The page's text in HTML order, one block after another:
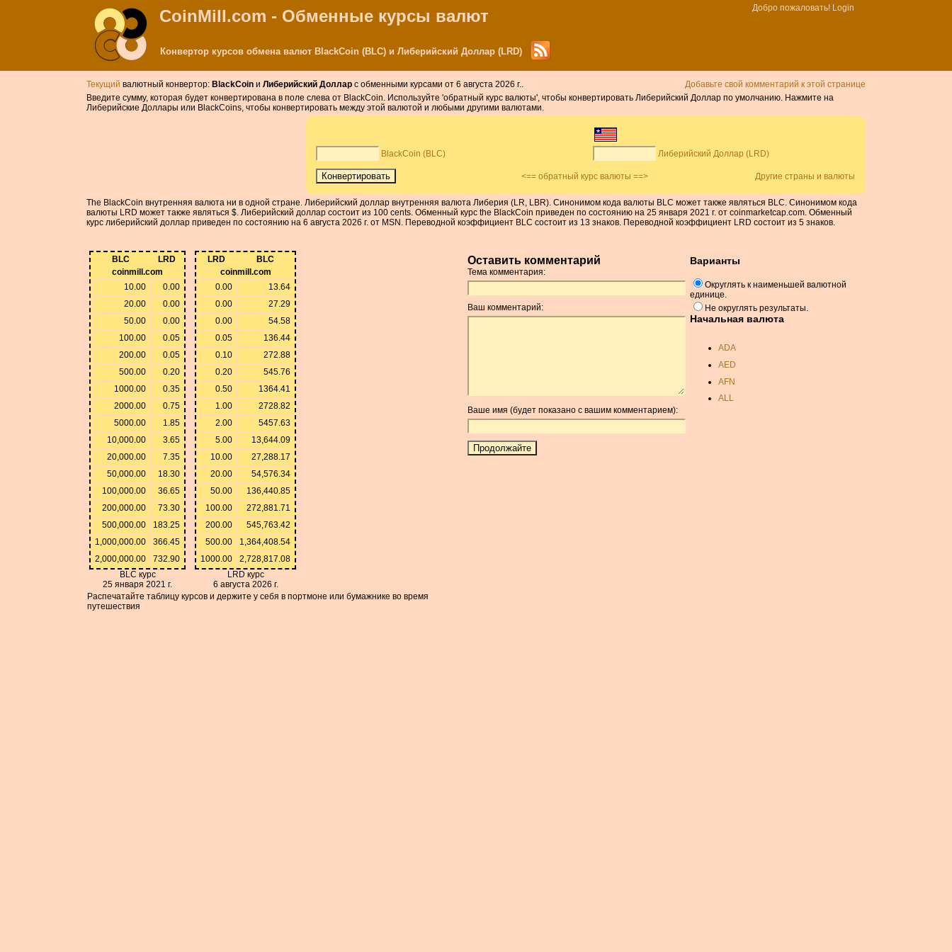
CoinMill.com - Обменные курсы валют Добро пожаловать! Login
Конвертор курсов обмена валют BlackCoin (BLC) и Либерийский Доллар (LRD)
Добавьте свой комментарий к этой странице
Текущий валютный конвертор: BlackCoin и Либерийский Доллар с обменными курсами от 6 августа 2026 г..
Введите сумму, которая будет конвертирована в поле слева от BlackCoin. Используйте 'обратный курс валюты', чтобы конвертировать Либерийский Доллар по умолчанию. Нажмите на
Либерийские Доллары или BlackCoins, чтобы конвертировать между этой валютой и любыми другими валютами.
BlackCoin (BLC) Либерийский Доллар (LRD)
<== обратный курс валюты ==> Другие страны и валюты
The BlackCoin внутренняя валюта ни в одной стране. Либерийский доллар внутренняя валюта Либерия (LR, LBR). Синонимом кода валюты BLC может также являться BLC. Синонимом кода
валюты LRD может также являться $. Либерийский доллар состоит из 100 cents. Обменный курс the BlackCoin приведен по состоянию на 25 января 2021 г. от coinmarketcap.com. Обменный
курс либерийский доллар приведен по состоянию на 6 августа 2026 г. от MSN. Переводной коэффициент BLC состоит из 13 знаков. Переводной коэффициент LRD состоит из 5 знаков.
BLC
LRD
coinmill.com
10.00
0.00
20.00
0.00
50.00
0.00
100.00
0.05
200.00
0.05
500.00
0.20
1000.00
0.35
2000.00
0.75
5000.00
1.85
10,000.00
3.65
20,000.00
7.35
50,000.00
18.30
100,000.00
36.65
200,000.00
73.30
500,000.00
183.25
1,000,000.00
366.45
2,000,000.00
732.90
BLC курс
25 января 2021 г.
LRD
BLC
coinmill.com
0.00
13.64
0.00
27.29
0.00
54.58
0.05
136.44
0.10
272.88
0.20
545.76
0.50
1364.41
1.00
2728.82
2.00
5457.63
5.00
13,644.09
10.00
27,288.17
20.00
54,576.34
50.00
136,440.85
100.00
272,881.71
200.00
545,763.42
500.00
1,364,408.54
1000.00
2,728,817.08
LRD курс
6 августа 2026 г.
Распечатайте таблицу курсов и держите у себя в портмоне или бумажнике во время
путешествия
Оставить комментарий
Тема комментария:
Ваш комментарий:
Ваше имя (будет показано с вашим комментарием):
Варианты
Округлять к наименьшей валютной
единице.
Не округлять результаты.
Начальная валюта
ADA
AED
AFN
ALL